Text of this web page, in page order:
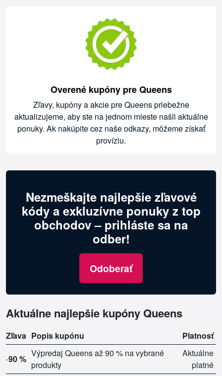
Overené kupóny pre Queens
Zľavy, kupóny a akcie pre Queens priebežne
aktualizujeme, aby ste na jednom mieste našli aktuálne
ponuky. Ak nakúpite cez naše odkazy, môžeme získať
províziu.
Nezmeškajte najlepšie zľavové
kódy a exkluzívne ponuky z top
obchodov – prihláste sa na
odber!
Odoberať
Aktuálne najlepšie kupóny Queens
Zľava Popis kupónu Platnosť
-90 %
Výpredaj Queens až 90 % na vybrané
produkty
Aktuálne
platné